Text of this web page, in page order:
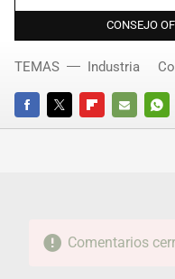
CONSEJO
FACEBOOKTWITTERFLIPBOARD
E-
TEMAS Industria
Comentarios